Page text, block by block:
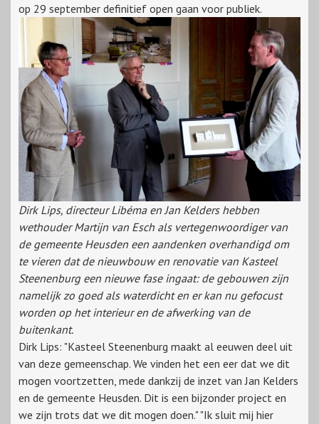
op 29 september definitief open gaan voor publiek.
Dirk Lips, directeur Libéma en Jan Kelders hebben
wethouder Martijn van Esch als vertegenwoordiger van
de gemeente Heusden een aandenken overhandigd om
te vieren dat de nieuwbouw en renovatie van Kasteel
Steenenburg een nieuwe fase ingaat: de gebouwen zijn
namelijk zo goed als waterdicht en er kan nu gefocust
worden op het interieur en de afwerking van de
buitenkant.
Dirk Lips: "Kasteel Steenenburg maakt al eeuwen deel uit
van deze gemeenschap. We vinden het een eer dat we dit
mogen voortzetten, mede dankzij de inzet van Jan Kelders
en de gemeente Heusden. Dit is een bijzonder project en
we zijn trots dat we dit mogen doen." "Ik sluit mij hier